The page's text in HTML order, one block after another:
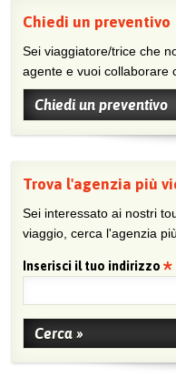
Chiedi un preventivo
Sei viaggiatore/trice che non trova un’agenzia vicina o sei
agente e vuoi collaborare
Chiedi un preventivo
Trova l'agenzia più
Sei interessato ai nostri
viaggio, cerca l'agenzia
Inserisci il tuo indirizzo